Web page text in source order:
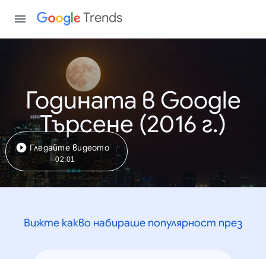
Trends
Годината в Google
Търсене (2016 г.)
Гледайте видеото
02:01
Вижте какво набираше популярност през